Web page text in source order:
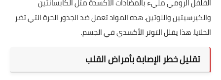
والكيرسيتين واللوتين. هذه المواد تعمل ضد الجذور الحرة التي تضر
الخلايا. هذا يقلل التوتر الأكسدي في الجسم.
تقليل خطر الإصابة بأمراض القلب